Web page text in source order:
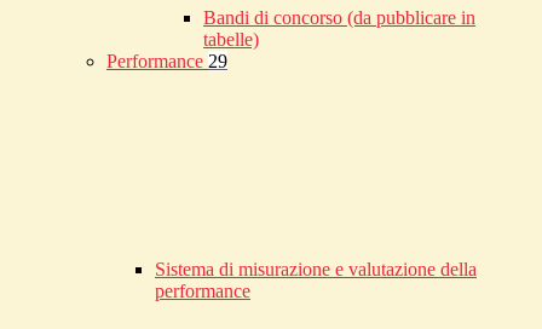
Bandi di concorso (da pubblicare in
tabelle)
Performance 29
Sistema di misurazione e valutazione della
performance